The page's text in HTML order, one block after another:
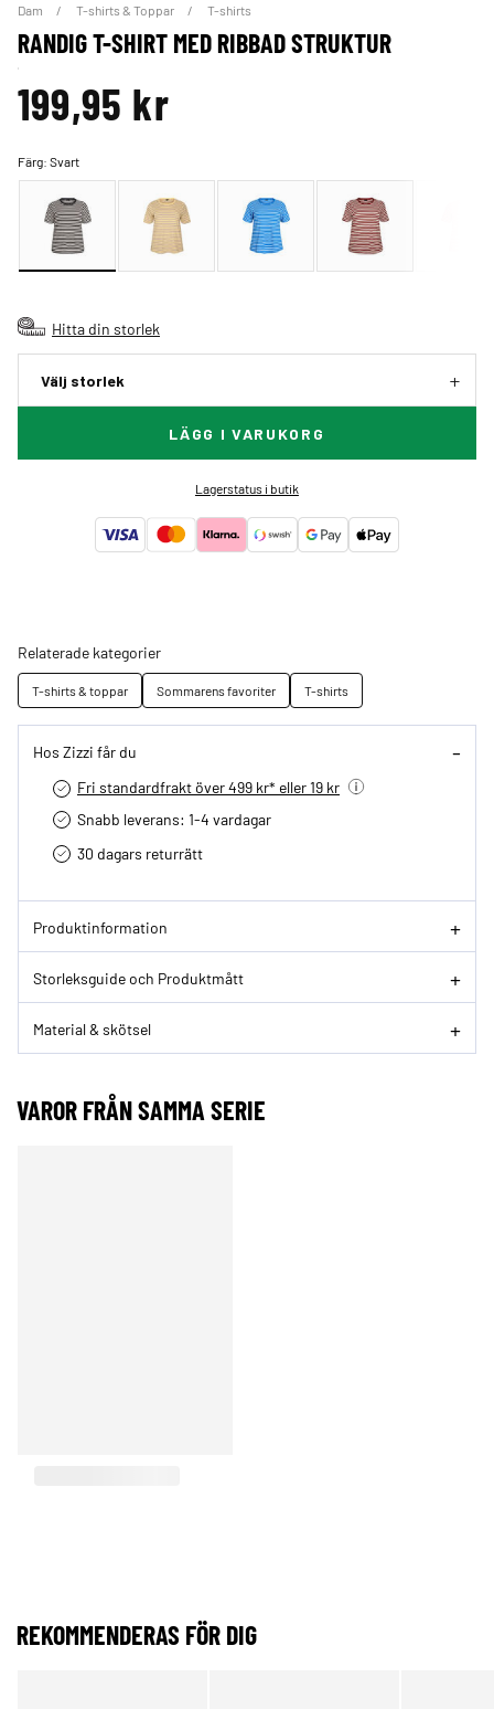
Dam T-shirts & Toppar T-shirts
RANDIG T-SHIRT MED RIBBAD STRUKTUR
199,95 kr
Färg:Svart
Hitta din storlek
Välj storlek
LÄGG I VARUKORG
Lagerstatus i butik
Relaterade kategorier
T-shirts & toppar Sommarens favoriter T-shirts
Hos Zizzi får du
Fri standardfrakt över 499 kr* eller 19 kr
Snabb leverans: 1-4 vardagar
30 dagars returrätt­
Produktinformation
Storleksguide och Produktmått
Material & skötsel
VAROR FRÅN SAMMA SERIE
REKOMMENDERAS FÖR DIG